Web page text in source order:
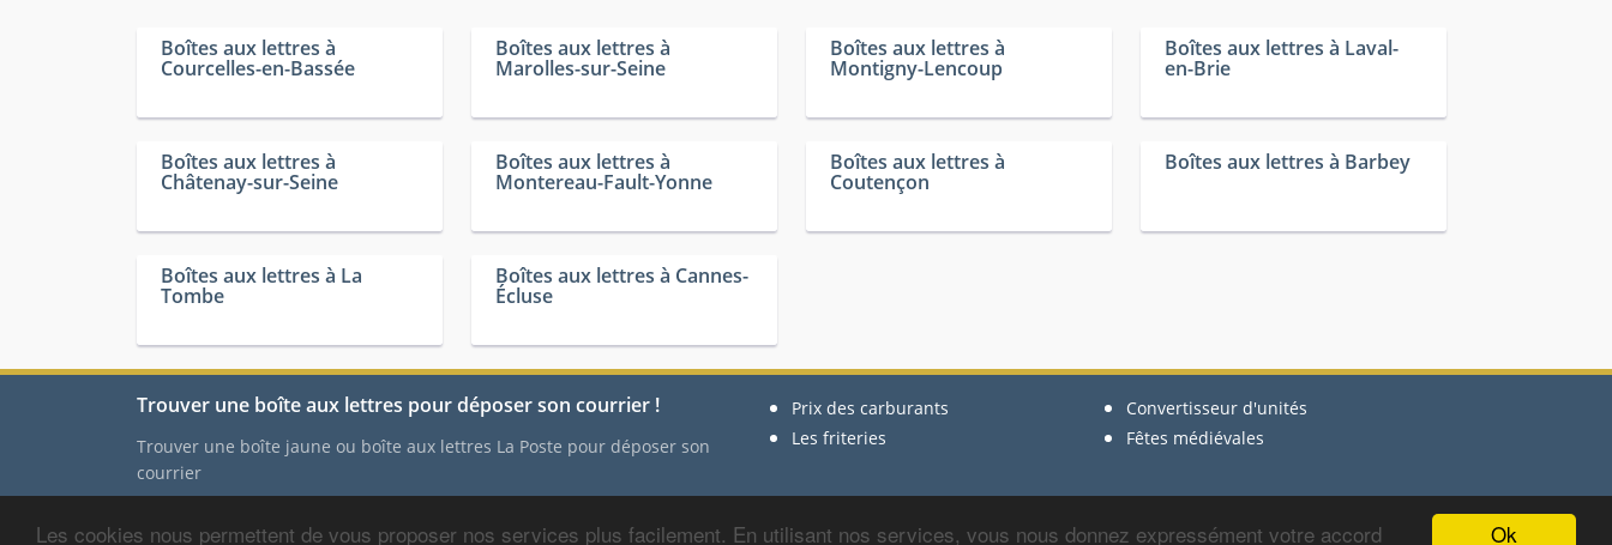
Ok
Les cookies nous permettent de vous proposer nos services plus facilement. En utilisant nos services, vous nous donnez expressément votre accord
Boîtes aux lettres à
Courcelles-en-Bassée
Boîtes aux lettres à
Marolles-sur-Seine
Boîtes aux lettres à
Montigny-Lencoup
Boîtes aux lettres à Laval-
en-Brie
Boîtes aux lettres à
Châtenay-sur-Seine
Boîtes aux lettres à
Montereau-Fault-Yonne
Boîtes aux lettres à
Coutençon
Boîtes aux lettres à Barbey
Boîtes aux lettres à La
Tombe
Boîtes aux lettres à Cannes-
Écluse
Trouver une boîte aux lettres pour déposer son courrier !
Trouver une boîte jaune ou boîte aux lettres La Poste pour déposer son
courrier
Prix des carburants
Les friteries
Convertisseur d'unités
Fêtes médiévales